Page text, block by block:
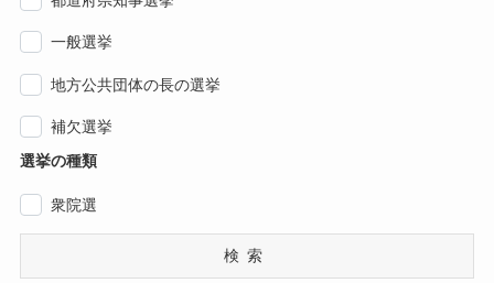
一般選挙
地方公共団体の長の選挙
補欠選挙
選挙の種類
衆院選
検索